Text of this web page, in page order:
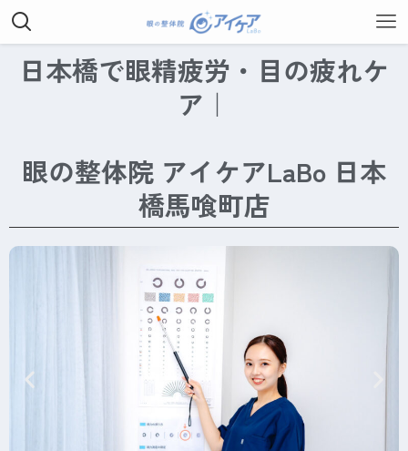
日本橋で眼精疲労・目の疲れケ
ア｜
眼の整体院 アイケアLaBo 日本
橋馬喰町店